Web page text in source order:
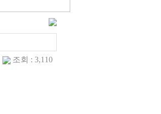
조회 : 3,110